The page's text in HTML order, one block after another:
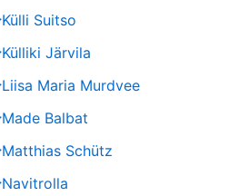
Külli Suitso
Külliki Järvila
Liisa Maria Murdvee
Made Balbat
Matthias Schütz
Navitrolla